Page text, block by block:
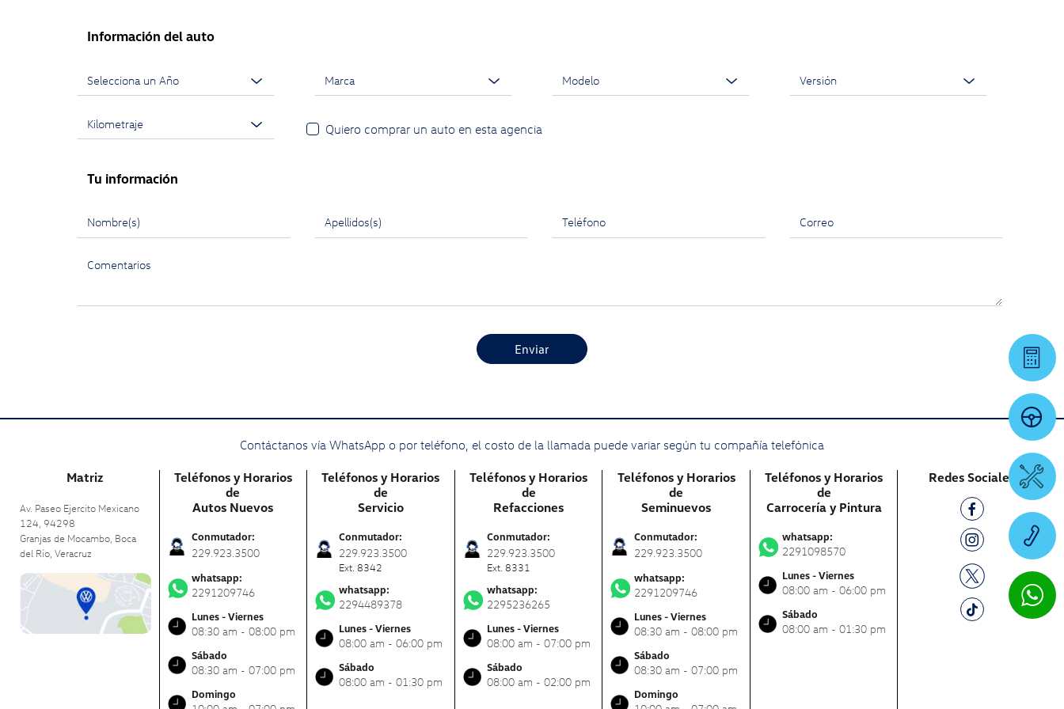
Información del auto
Quiero comprar un auto en esta agencia
Tu información
Enviar
Contáctanos vía WhatsApp o por teléfono, el costo de la llamada puede variar según tu compañía telefónica
Matriz
Av. Paseo Ejercito Mexicano
124, 94298
Granjas de Mocambo, Boca
del Río, Veracruz
Teléfonos y Horarios
de
Autos Nuevos
Conmutador:
229.923.3500
whatsapp:
2291209746
Lunes - Viernes
08:30 am - 08:00 pm
Sábado
08:30 am - 07:00 pm
Domingo
Teléfonos y Horarios
de
Servicio
Conmutador:
229.923.3500
Ext. 8342
whatsapp:
2294489378
Lunes - Viernes
08:00 am - 06:00 pm
Sábado
08:00 am - 01:30 pm
Teléfonos y Horarios
de
Refacciones
Conmutador:
229.923.3500
Ext. 8331
whatsapp:
2295236265
Lunes - Viernes
08:00 am - 07:00 pm
Sábado
08:00 am - 02:00 pm
Teléfonos y Horarios
de
Seminuevos
Conmutador:
229.923.3500
whatsapp:
2291209746
Lunes - Viernes
08:30 am - 08:00 pm
Sábado
08:30 am - 07:00 pm
Domingo
Teléfonos y Horarios
de
Carrocería y Pintura
whatsapp:
2291098570
Lunes - Viernes
08:00 am - 06:00 pm
Sábado
08:00 am - 01:30 pm
Redes Sociales